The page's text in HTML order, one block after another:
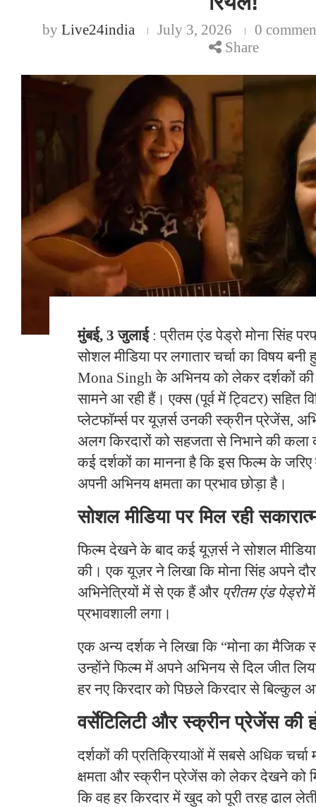
by Live24india July 3, 2026
0
Share
मुंबई, 3 जुलाई : प्रीतम एंड पेड्रो मोना सिंह
सोशल मीडिया पर लगातार चर्चा का विषय
Mona Singh के अभिनय को लेकर दर्शकों की
सामने आ रही हैं। एक्स (पूर्व में ट्विटर) सहित
प्लेटफॉर्म्स पर यूज़र्स उनकी स्क्रीन प्रेजेंस,
अलग किरदारों को सहजता से निभाने की कला
कई दर्शकों का मानना है कि इस फिल्म के जरिए
अपनी अभिनय क्षमता का प्रभाव छोड़ा है।
सोशल मीडिया पर मिल रही
फिल्म देखने के बाद कई यूज़र्स ने सोशल मीडिया
की। एक यूज़र ने लिखा कि मोना सिंह अपने
अभिनेत्रियों में से एक हैं और प्रीतम एंड पेड्रोमें
प्रभावशाली लगा।
एक अन्य दर्शक ने लिखा कि “मोना का मैजिक
उन्होंने फिल्म में अपने अभिनय से दिल जीत
हर नए किरदार को पिछले किरदार से बिल्कुल
वर्सेटिलिटी और स्क्रीन प्रेजेंस की
दर्शकों की प्रतिक्रियाओं में सबसे अधिक चर्चा
क्षमता और स्क्रीन प्रेजेंस को लेकर देखने को
कि वह हर किरदार में खुद को पूरी तरह ढाल